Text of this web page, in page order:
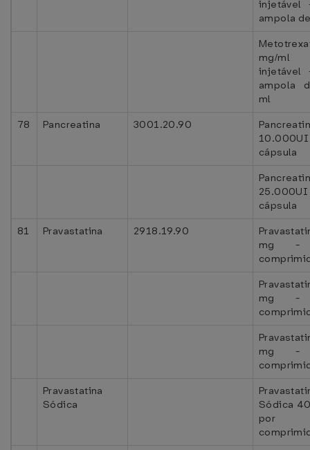
injetável
ampola
mg/
injetável
ampola
ml
78
Pancreatina 3001.20.90
cápsula
cápsula
81
Pravastatina 2918.19.90
mg -
mg -
mg -
Pravastatina
Sódica
Sódica
por